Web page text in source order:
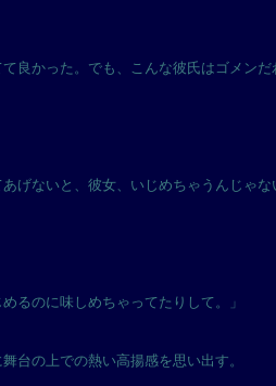
て良かった。でも、こんな彼氏はゴメン
あげないと、彼女、いじめちゃうんじゃな
めるのに味しめちゃってたりして。」
台の上での熱い高揚感を思い出す。